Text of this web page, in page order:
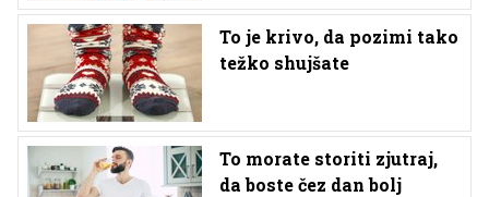
To je krivo, da pozimi tako
težko shujšate
To morate storiti zjutraj,
da boste čez dan bolj